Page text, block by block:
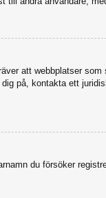
att webbplatser
på, kontakta ett
du försöker